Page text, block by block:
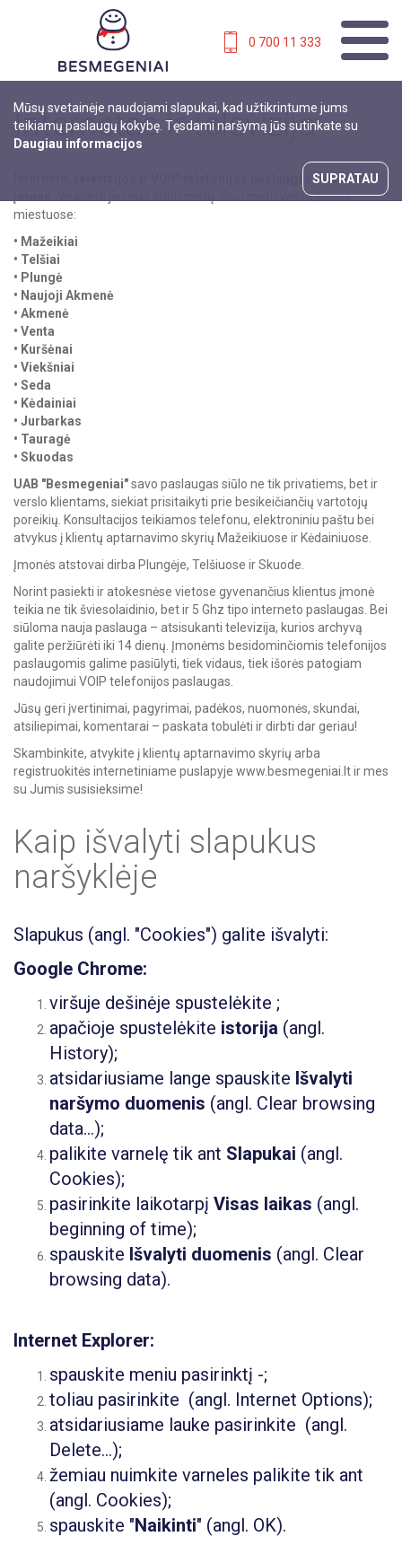
0 700 11 333
Mūsų svetainėje naudojami slapukai, kad užtikrintume jums
teikiamų paslaugų kokybę. Tęsdami naršymą jūs sutinkate su
Daugiau informacijos
SUPRATAU
Internetas ir televizija
Interneto, televizijos ir VOIP telefonijos paslaugas teikianti
Veikianti jau nuo 2000 metų. Šiuo metu veikia šiuose
miestuose:
• Mažeikiai
• Telšiai
• Plungė
• Naujoji Akmenė
• Akmenė
• Venta
• Kuršėnai
• Viekšniai
• Seda
• Kėdainiai
• Jurbarkas
• Tauragė
• Skuodas
UAB "Besmegeniai"savo paslaugas siūlo ne tik privatiems, bet ir
verslo klientams, siekiat prisitaikyti prie besikeičiančių vartotojų
poreikių. Konsultacijos teikiamos telefonu, elektroniniu paštu bei
atvykus į klientų aptarnavimo skyrių Mažeikiuose ir Kėdainiuose.
Įmonės atstovai dirba Plungėje, Telšiuose ir Skuode.
Norint pasiekti ir atokesnėse vietose gyvenančius klientus įmonė
teikia ne tik šviesolaidinio, bet ir 5 Ghz tipo interneto paslaugas. Bei
siūloma nauja paslauga – atsisukanti televizija, kurios archyvą
galite peržiūrėti iki 14 dienų. Įmonėms besidominčiomis telefonijos
paslaugomis galime pasiūlyti, tiek vidaus, tiek išorės patogiam
naudojimui VOIP telefonijos paslaugas.
Jūsų geri įvertinimai, pagyrimai, padėkos, nuomonės, skundai,
atsiliepimai, komentarai – paskata tobulėti ir dirbti dar geriau!
Skambinkite, atvykite į klientų aptarnavimo skyrių arba
registruokitės internetiniame puslapyje www.besmegeniai.lt ir mes
su Jumis susisieksime!
Kaip išvalyti slapukus
naršyklėje
Slapukus (angl. "Cookies") galite išvalyti:
Google Chrome:
viršuje dešinėje spustelėkite ;
apačioje spustelėkite istorija (angl.
History);
atsidariusiame lange spauskite Išvalyti
naršymo duomenis (angl. Clear browsing
data...);
palikite varnelę tik ant Slapukai (angl.
Cookies);
pasirinkite laikotarpį Visas laikas (angl.
beginning of time);
spauskite Išvalyti duomenis (angl. Clear
browsing data).
Internet Explorer:
spauskite meniu pasirinktį -;
toliau pasirinkite (angl. Internet Options);
atsidariusiame lauke pasirinkite (angl.
Delete...);
žemiau nuimkite varneles palikite tik ant
(angl. Cookies);
spauskite "Naikinti" (angl. OK).